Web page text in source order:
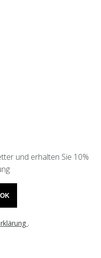
und erhalten Sie 10%
OK
.